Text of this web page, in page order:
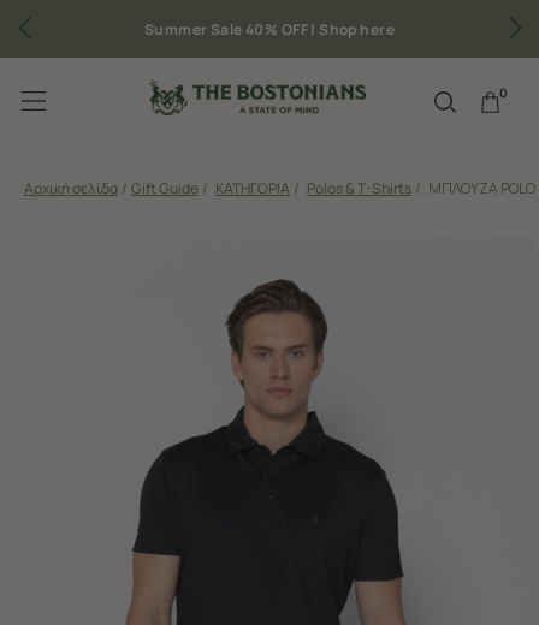
Δωρεάν μεταφορικά για παραγγελίες άνω των 50€
0
Αρχική σελίδα / Gift Guide / ΚΑΤΗΓΟΡΙΑ / Polos & T-Shirts / ΜΠΛΟΥΖΑ POLO